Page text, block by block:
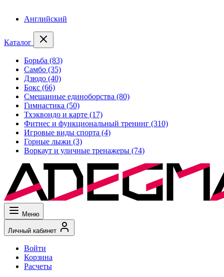
Английский
Каталог
Борьба (83)
Самбо (35)
Дзюдо (40)
Бокс (66)
Смешанные единоборства (80)
Гимнастика (50)
Тхэквондо и карте (17)
Фитнес и функциональный тренинг (310)
Игровые виды спорта (4)
Горные лыжи (3)
Воркаут и уличные тренажеры (74)
Меню
Личный кабинет
Войти
Корзина
Расчеты